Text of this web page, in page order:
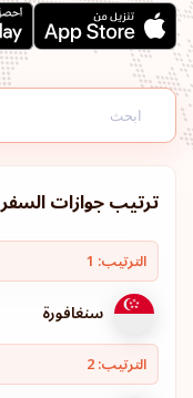
ترتيب جوازات السفر
الترتيب: 1
سنغافورة
الترتيب: 2